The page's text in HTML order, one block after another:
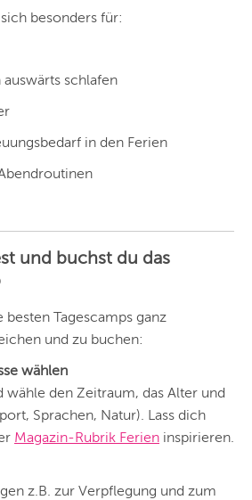
besonders für:
schlafen
in den Ferien
und buchst du das
Tagescamps ganz
und zu buchen:
wählen
wähle den Zeitraum, das Alter und
Sprachen, Natur). Lass dich
Magazin-Rubrik Ferien inspirieren.
z.B. zur Verpflegung und zum